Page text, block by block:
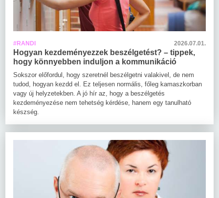
#RANDI 2026.07.01.
Hogyan kezdeményezzek beszélgetést? – tippek,
hogy könnyebben induljon a kommunikáció
Sokszor előfordul, hogy szeretnél beszélgetni valakivel, de nem
tudod, hogyan kezdd el. Ez teljesen normális, főleg kamaszkorban
vagy új helyzetekben. A jó hír az, hogy a beszélgetés
kezdeményezése nem tehetség kérdése, hanem egy tanulható
készség.